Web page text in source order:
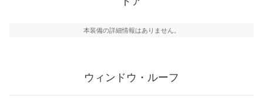
本装備の詳細情報はありません。
ウィンドウ・ルーフ